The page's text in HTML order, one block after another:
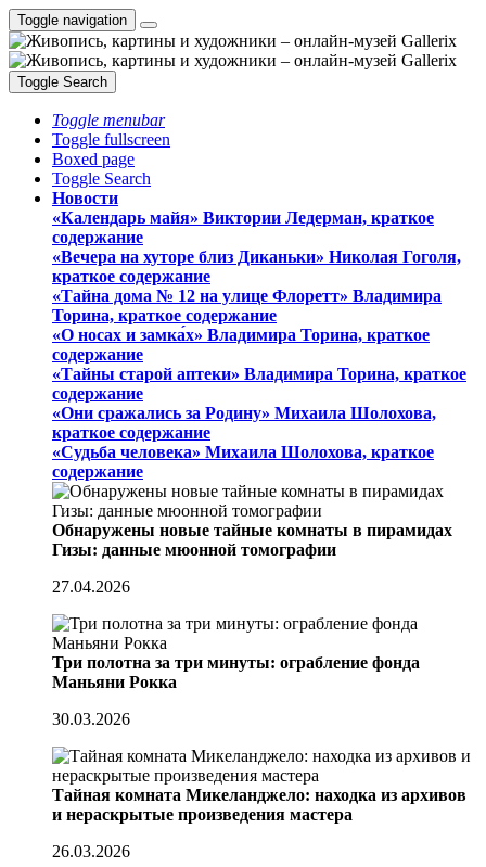
Toggle navigation
Toggle Search
Toggle menubar
Toggle fullscreen
Boxed page
Toggle Search
Новости
«Календарь майя» Виктории Ледерман, краткое
содержание
«Вечера на хуторе близ Диканьки» Николая Гоголя,
краткое содержание
«Тайна дома № 12 на улице Флоретт» Владимира
Торина, краткое содержание
«О носах и замка́х» Владимира Торина, краткое
содержание
«Тайны старой аптеки» Владимира Торина, краткое
содержание
«Они сражались за Родину» Михаила Шолохова,
краткое содержание
«Судьба человека» Михаила Шолохова, краткое
содержание
Обнаружены новые тайные комнаты в пирамидах
Гизы: данные мюонной томографии
27.04.2026
Три полотна за три минуты: ограбление фонда
Маньяни Рокка
30.03.2026
Тайная комната Микеланджело: находка из архивов
и нераскрытые произведения мастера
26.03.2026